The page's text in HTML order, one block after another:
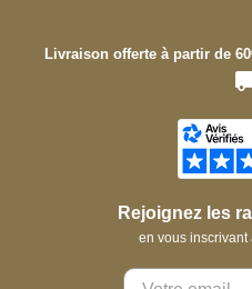
Livraison offerte à partir de
Rejoignez les
en vous inscrivant